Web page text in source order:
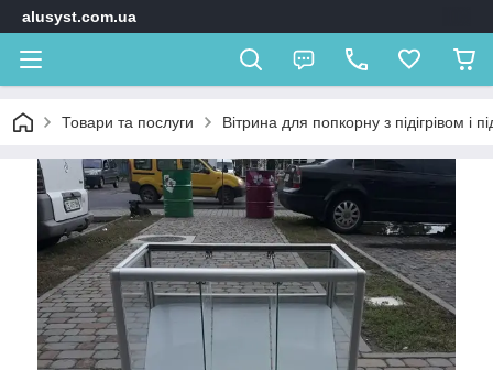
alusyst.com.ua
Товари та послуги Вітрина для попкорну з підігрівом